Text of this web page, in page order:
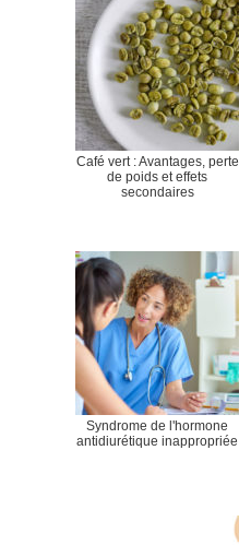
Café vert : Avantages, perte
de poids et effets
secondaires
Syndrome de l'hormone
antidiurétique inappropriée